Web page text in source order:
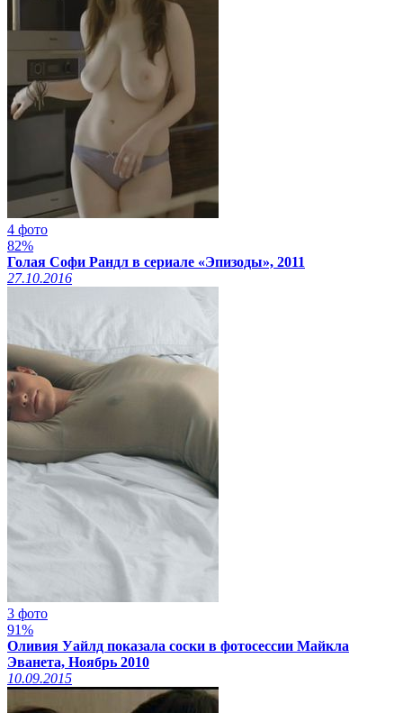
4 фото
82%
Голая Софи Рандл в сериале «Эпизоды», 2011
27.10.2016
3 фото
91%
Оливия Уайлд показала соски в фотосессии Майкла
Эванета, Ноябрь 2010
10.09.2015